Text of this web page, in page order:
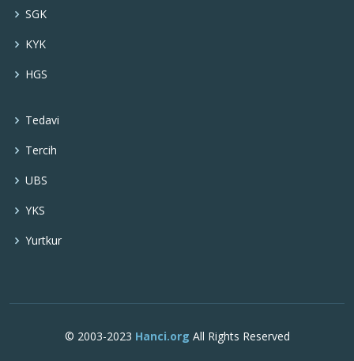
SGK
KYK
HGS
Tedavi
Tercih
UBS
YKS
Yurtkur
© 2003-2023 Hanci.org All Rights Reserved